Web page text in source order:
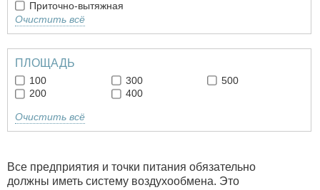
Приточно-вытяжная
Очистить всё
ПЛОЩАДЬ
100
200
300
400
500
Очистить всё
Все предприятия и точки питания обязательно
должны иметь систему воздухообмена. Это